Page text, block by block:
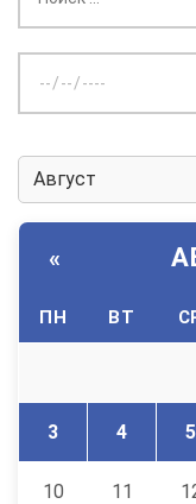
дату:
«
ПН ВТ
3 4 5
10 11